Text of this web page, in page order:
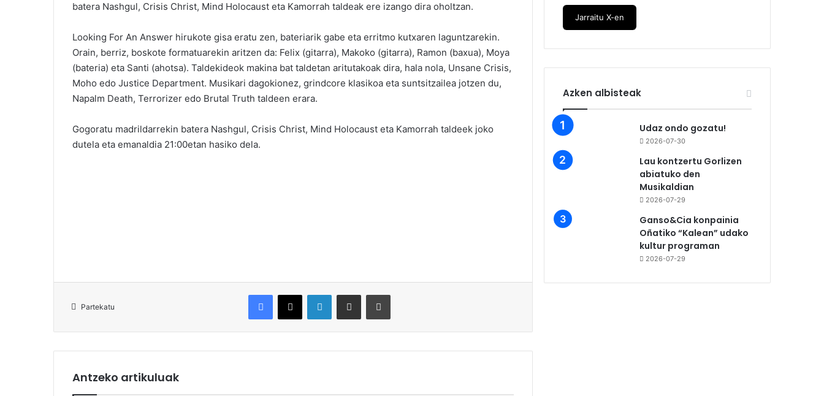
batera Nashgul, Crisis Christ, Mind Holocaust eta Kamorrah taldeak ere izango dira oholtzan.
Looking For An Answer hirukote gisa eratu zen, bateriarik gabe eta erritmo kutxaren laguntzarekin.
Orain, berriz, boskote formatuarekin aritzen da: Felix (gitarra), Makoko (gitarra), Ramon (baxua), Moya
(bateria) eta Santi (ahotsa). Taldekideok makina bat taldetan aritutakoak dira, hala nola, Unsane Crisis,
Moho edo Justice Department. Musikari dagokionez, grindcore klasikoa eta suntsitzailea jotzen du,
Napalm Death, Terrorizer edo Brutal Truth taldeen erara.
Gogoratu madrildarrekin batera Nashgul, Crisis Christ, Mind Holocaust eta Kamorrah taldeek joko
dutela eta emanaldia 21:00etan hasiko dela.
Partekatu
Antzeko artikuluak
Jarraitu X-en
Azken albisteak
Udaz ondo gozatu!
2026-07-30
Lau kontzertu Gorlizen
abiatuko den
Musikaldian
2026-07-29
Ganso&Cia konpainia
Oñatiko “Kalean” udako
kultur programan
2026-07-29